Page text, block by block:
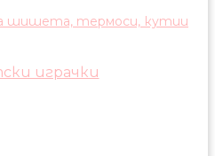
шишета, термоси, кутии
играчки